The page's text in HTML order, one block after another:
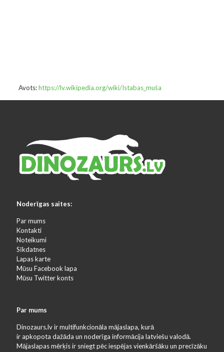
Avots:https://lv.wikipedia.org/wiki/Istabas_muša
Noderīgas saites:
Par mums
Kontakti
Noteikumi
Sīkdatnes
Lapas karte
Mūsu Facebook lapa
Mūsu Twitter konts
Par mums
Dinozaurs.lv ir multifunkcionāla mājaslapa, kurā
ir apkopota dažāda un noderīga informācija latviešu valodā.
Mājaslapas mērķis ir sniegt pēc iespējas vienkāršāku un precīzāku